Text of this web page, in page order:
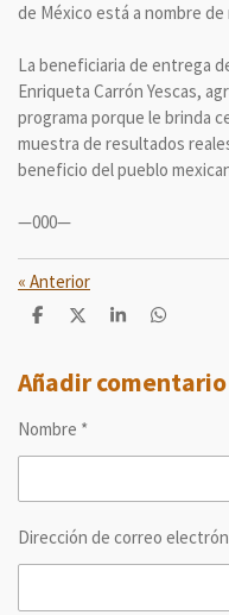
de México está a nombre de
La beneficiaria de entrega
Enriqueta Carrón Yescas,
programa porque le brinda
muestra de resultados
beneficio del pueblo
—000—
« Anterior
C
p
a
t
C
p
a
C
p
a
C
p
a
Añadir comentario
Nombre *
Dirección de correo